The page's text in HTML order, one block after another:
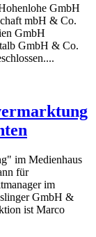
GmbH
mbH & Co.
GmbH
GmbH & Co.
im Medienhaus
für
im
GmbH &
ist Marco